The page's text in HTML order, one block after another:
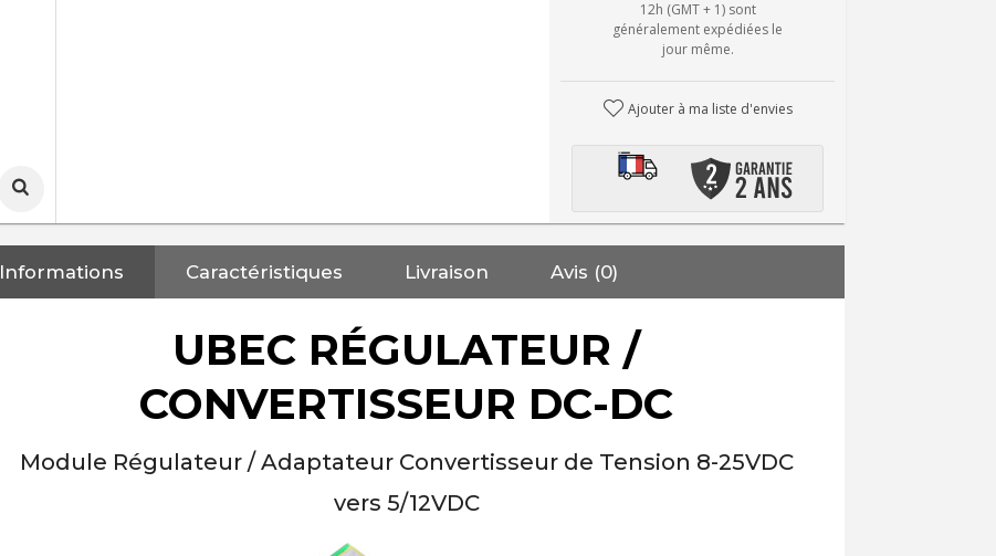
12h (GMT + 1) sont
généralement expédiées le
jour même.
Ajouter à ma liste d'envies
Informations Caractéristiques Livraison Avis (0)
UBEC RÉGULATEUR /
CONVERTISSEUR DC-DC
Module Régulateur / Adaptateur Convertisseur de Tension 8-25VDC
vers 5/12VDC